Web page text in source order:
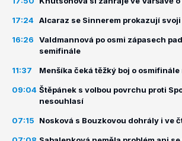
17:24 Alcaraz se Sinnerem prokazují
16:26
Valdmannová po osmi zápasech
semifinále
11:37 Menšíka čeká těžký boj o osmifinále
09:04 Štěpánek s volbou povrchu proti
nesouhlasí
07:15 Nosková s Bouzkovou dohrály i ve